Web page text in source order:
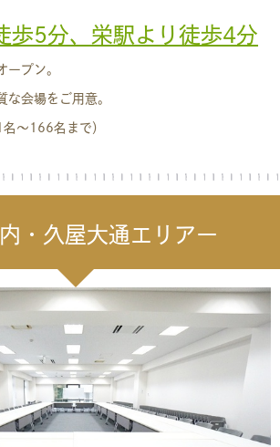
歩5分、栄駅より徒歩4分
ープン。
な会場をご用意。
名〜166名まで）
・久屋大通エリアー